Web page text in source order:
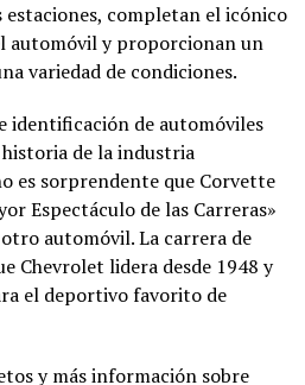
estaciones, completan el icónico
automóvil y proporcionan un
variedad de condiciones.
identificación de automóviles
de la industria
es sorprendente que Corvette
Espectáculo de las Carreras»
automóvil. La carrera de
Chevrolet lidera desde 1948 y
el deportivo favorito de
y más información sobre